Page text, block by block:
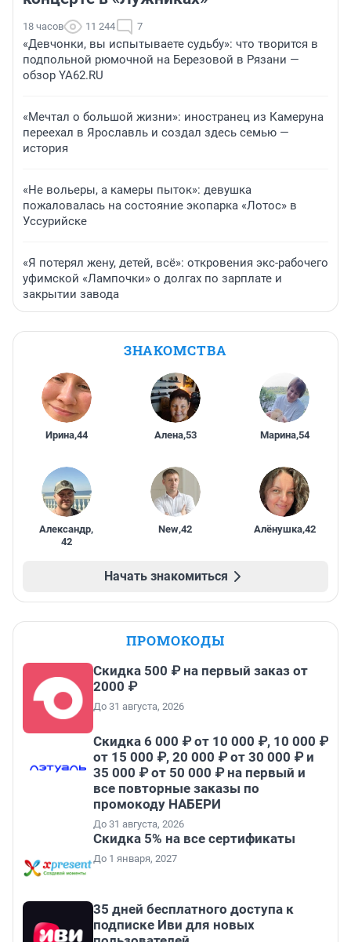
18 часов 11 244 7
«Девчонки, вы испытываете судьбу»: что творится в
подпольной рюмочной на Березовой в Рязани —
обзор YA62.RU
«Мечтал о большой жизни»: иностранец из Камеруна
переехал в Ярославль и создал здесь семью —
история
«Не вольеры, а камеры пыток»: девушка
пожаловалась на состояние экопарка «Лотос» в
Уссурийске
«Я потерял жену, детей, всё»: откровения экс-рабочего
уфимской «Лампочки» о долгах по зарплате и
закрытии завода
ЗНАКОМСТВА
Ирина,44 Алена,53 Марина,54
Александр,
42
New,42 Алёнушка,42
Начать знакомиться
ПРОМОКОДЫ
Скидка 500 ₽ на первый заказ от
2000 ₽
До 31 августа, 2026
Скидка 6 000 ₽ от 10 000 ₽, 10 000 ₽
от 15 000 ₽, 20 000 ₽ от 30 000 ₽ и
35 000 ₽ от 50 000 ₽ на первый и
все повторные заказы по
промокоду НАБЕРИ
До 31 августа, 2026
Скидка 5% на все сертификаты
До 1 января, 2027
35 дней бесплатного доступа к
подписке Иви для новых